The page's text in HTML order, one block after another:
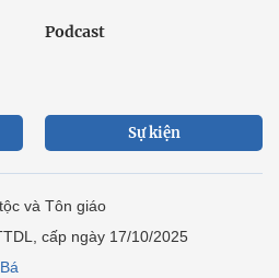
Podcast
Sự kiện
và Tôn giáo
cấp ngày 17/10/2025